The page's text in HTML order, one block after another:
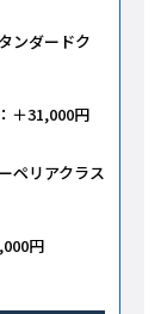
ンダードク
＋31,000円
ペリアクラス
円